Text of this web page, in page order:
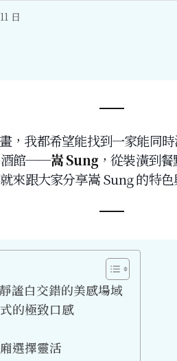
日
，我都希望能找到一家能同時
酒館──嵩 Sung ，從裝潢到
來跟大家分享嵩 Sung 的特色
謐白交錯的美感場域
的極致口感
選擇靈活